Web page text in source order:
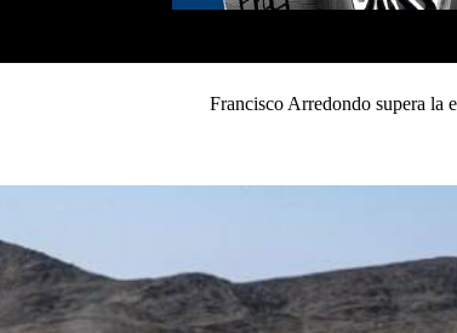
Francisco Arredondo supera la